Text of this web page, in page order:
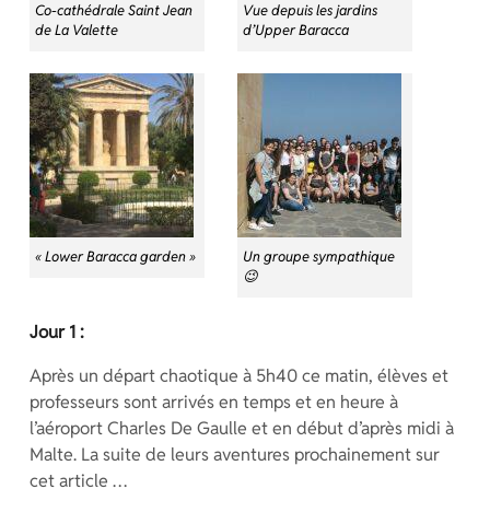
Co-cathédrale Saint Jean
de La Valette
Vue depuis les jardins
d’Upper Baracca
« Lower Baracca garden »
Un groupe sympathique
😉
Jour 1 :
Après un départ chaotique à 5h40 ce matin, élèves et
professeurs sont arrivés en temps et en heure à
l’aéroport Charles De Gaulle et en début d’après midi à
Malte. La suite de leurs aventures prochainement sur
cet article …